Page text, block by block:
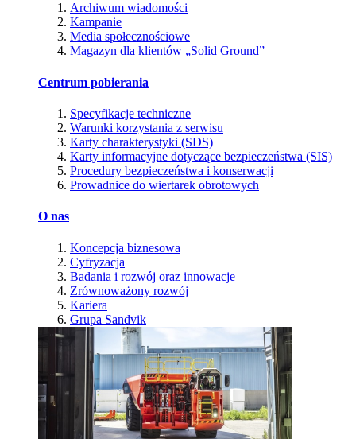
Archiwum wiadomości
Kampanie
Media społecznościowe
Magazyn dla klientów „Solid Ground”
Centrum pobierania
Specyfikacje techniczne
Warunki korzystania z serwisu
Karty charakterystyki (SDS)
Karty informacyjne dotyczące bezpieczeństwa (SIS)
Procedury bezpieczeństwa i konserwacji
Prowadnice do wiertarek obrotowych
O nas
Koncepcja biznesowa
Cyfryzacja
Badania i rozwój oraz innowacje
Zrównoważony rozwój
Kariera
Grupa Sandvik